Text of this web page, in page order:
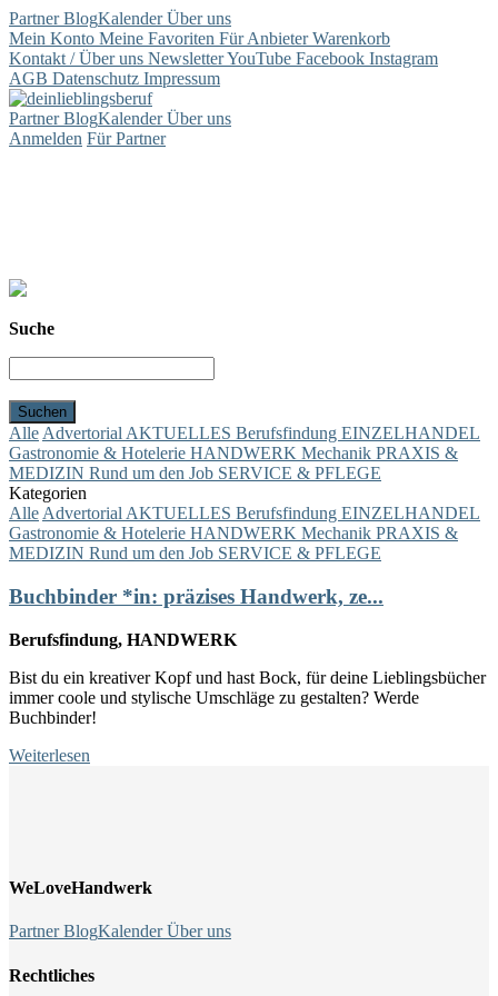
PartnerBlogKalenderÜber uns
Mein Konto Meine Favoriten Für AnbieterWarenkorb
Kontakt / Über uns NewsletterYouTube Facebook Instagram
AGB Datenschutz Impressum
PartnerBlogKalenderÜber uns
Anmelden Für Partner
Suche
AlleAdvertorialAKTUELLES Berufsfindung EINZELHANDEL
Gastronomie & Hotelerie HANDWERK Mechanik PRAXIS &
MEDIZIN Rund um den Job SERVICE & PFLEGE
Kategorien
AlleAdvertorialAKTUELLES Berufsfindung EINZELHANDEL
Gastronomie & Hotelerie HANDWERK Mechanik PRAXIS &
MEDIZIN Rund um den Job SERVICE & PFLEGE
Buchbinder *in: präzises Handwerk, ze...
Berufsfindung, HANDWERK
Bist du ein kreativer Kopf und hast Bock, für deine Lieblingsbücher
immer coole und stylische Umschläge zu gestalten? Werde
Buchbinder!
Weiterlesen
WeLoveHandwerk
PartnerBlogKalenderÜber uns
Rechtliches